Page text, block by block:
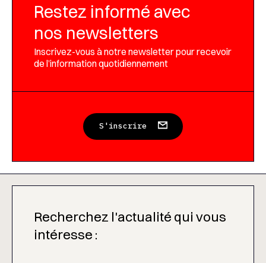
Restez informé avec
nos newsletters
Inscrivez-vous à notre newsletter pour recevoir
de l’information quotidiennement
S'inscrire
Recherchez l'actualité qui vous
intéresse :